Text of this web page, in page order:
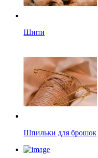
Шипи
Шпильки для брошок